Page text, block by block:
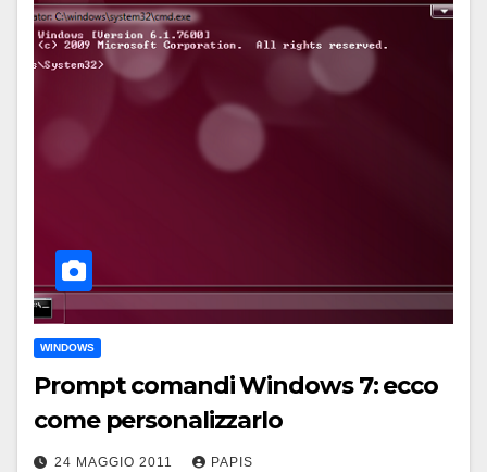
WINDOWS
Prompt comandi Windows 7: ecco
come personalizzarlo
24 MAGGIO 2011 PAPIS